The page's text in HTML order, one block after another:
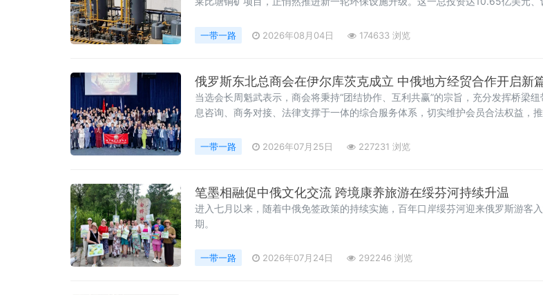
一带一路 2026年08月04日 174633 浏览
俄罗斯东北总商会在伊尔库茨克成立 中俄地方经贸合作开启新
当选会长周魁武表示，商会将秉持“团结协作、互利共赢”的宗旨，充分发挥桥梁
息咨询、商务对接、法律支撑于一体的综合服务体系，切实维护会员合法权益，
一带一路 2026年07月25日 227231 浏览
笔墨相融促中俄文化交流 跨境康养旅游在绥芬河持续升温
进入七月以来，随着中俄免签政策的持续实施，百年口岸绥芬河迎来俄罗斯游客
期。
一带一路 2026年07月24日 292246 浏览